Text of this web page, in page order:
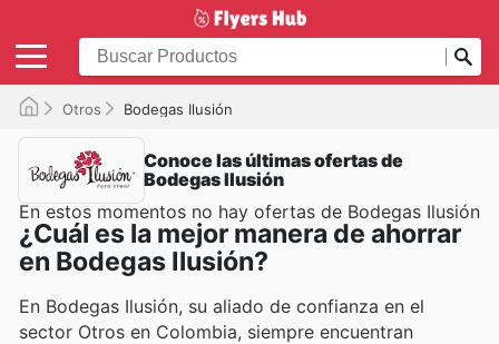
Otros Bodegas Ilusión
Conoce las últimas ofertas de
Bodegas Ilusión
En estos momentos no hay ofertas de Bodegas Ilusión
¿Cuál es la mejor manera de ahorrar
en Bodegas Ilusión?
En Bodegas Ilusión, su aliado de confianza en el
sector Otros en Colombia, siempre encuentran